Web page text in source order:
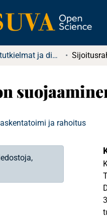
Pro gradu -tutkielmat ja diplomityöt
ja rahoitus